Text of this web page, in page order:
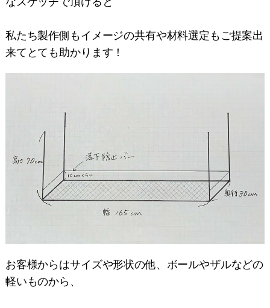
私たち製作側もイメージの共有や材料選定もご提案出
来てとても助かります！
お客様からはサイズや形状の他、ボールやザルなどの
軽いものから、